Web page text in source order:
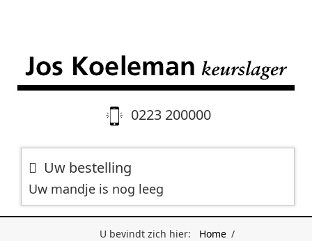
0223 200000
Uw bestelling
Uw mandje is nog leeg
U bevindt zich hier: Home /